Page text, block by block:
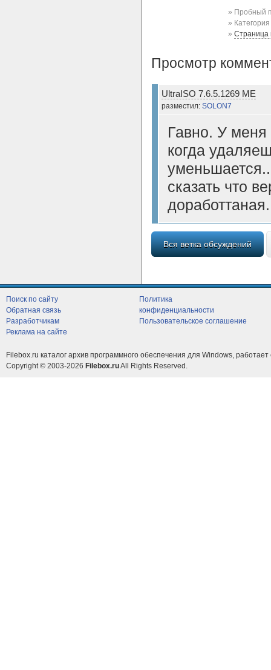
» Пробный
» Категория
» Страница
Просмотр
UltraISO 7.6.5.1269 ME
разместил: SOLON7
Гавно. У меня
когда
сказать что
Вся ветка обсуждений
Поиск по сайту
Обратная связь
Разработчикам
Реклама на сайте
Политика
конфиденциальности
Пользовательское соглашение
Filebox.ru каталог архив программного обеспечения для Windows, работает
Copyright © 2003-2026 Filebox.ruAll Rights Reserved.